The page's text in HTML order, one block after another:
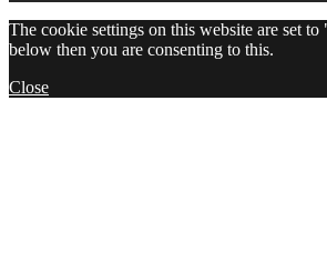
The cookie settings on this website are set
below then you are consenting to this.
Close